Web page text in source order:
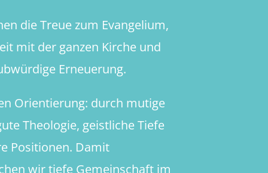
die Treue zum Evangelium,
mit der ganzen Kirche und
Erneuerung.
Orientierung: durch mutige
Theologie, geistliche Tiefe
Positionen. Damit
wir tiefe Gemeinschaft im